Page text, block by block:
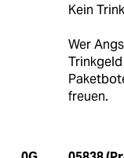
Kein
Wer
freuen.